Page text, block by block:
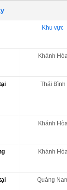
Khu vực
Khánh
Thái Bình
Khánh
Khánh
Quảng